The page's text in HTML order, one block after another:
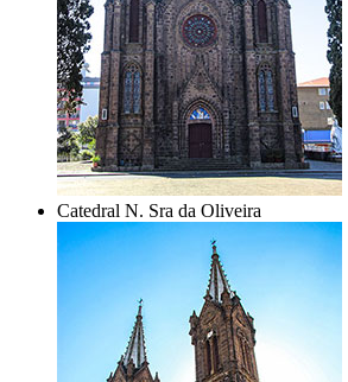
Catedral N. Sra da Oliveira